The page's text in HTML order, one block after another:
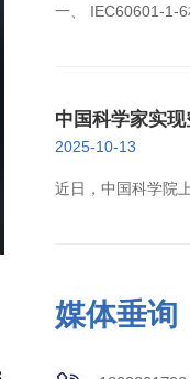
一、 IEC60601-1-
中国科学家实
灵敏气体探测开
2025-10-13
近日，中国科学院
媒体垂询